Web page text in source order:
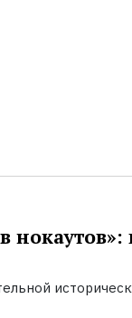
нокаутов»: